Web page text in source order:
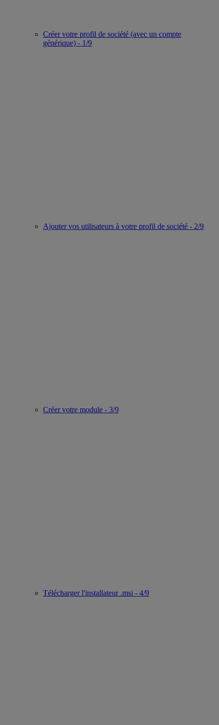
Créer votre profil de société (avec un compte
générique) - 1/9
Ajouter vos utilisateurs à votre profil de société - 2/9
Créer votre module - 3/9
Télécharger l'installateur .msi - 4/9